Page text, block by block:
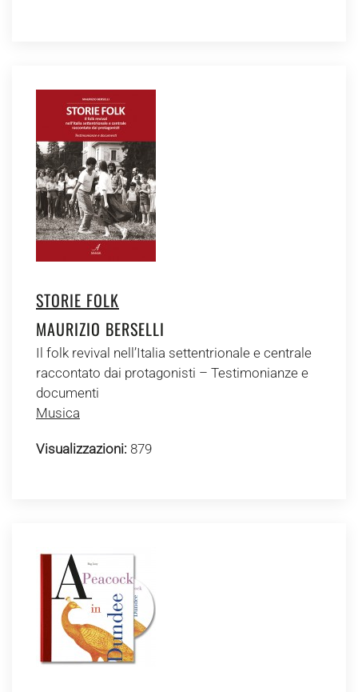
STORIE FOLK
MAURIZIO BERSELLI
Il folk revival nell’Italia settentrionale e centrale
raccontato dai protagonisti – Testimonianze e
documenti
Musica
Visualizzazioni: 879